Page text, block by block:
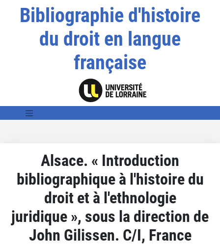
Bibliographie d'histoire
du droit en langue
française
Alsace. « Introduction
bibliographique à l'histoire du
droit et à l'ethnologie
juridique », sous la direction de
John Gilissen. C/I, France